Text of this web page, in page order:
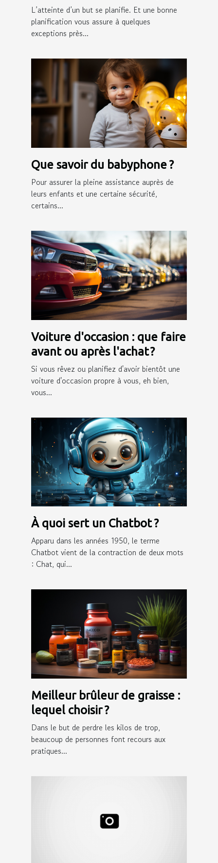
L’atteinte d’un but se planifie. Et une bonne
planification vous assure à quelques
exceptions près...
Que savoir du babyphone ?
Pour assurer la pleine assistance auprès de
leurs enfants et une certaine sécurité,
certains...
Voiture d'occasion : que faire
avant ou après l'achat ?
Si vous rêvez ou planifiez d'avoir bientôt une
voiture d'occasion propre à vous, eh bien,
vous...
À quoi sert un Chatbot ?
Apparu dans les années 1950, le terme
Chatbot vient de la contraction de deux mots
: Chat, qui...
Meilleur brûleur de graisse :
lequel choisir ?
Dans le but de perdre les kilos de trop,
beaucoup de personnes font recours aux
pratiques...